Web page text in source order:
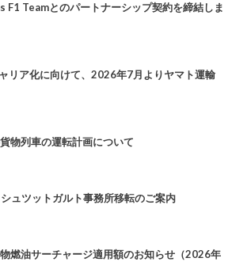
F1 Teamとのパートナーシップ契約を締結しま
リア化に向けて、2026年7月よりヤマト運輸
物列車の運転計画について
ュツットガルト事務所移転のご案内
燃油サーチャージ適用額のお知らせ（2026年